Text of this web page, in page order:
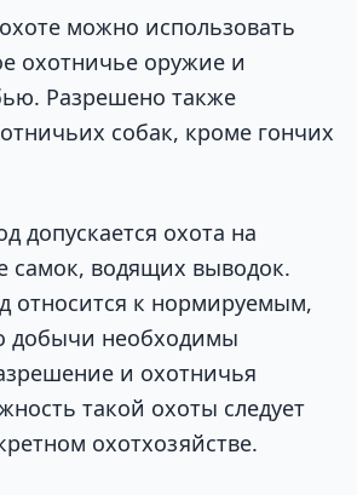
можно использовать
охотничье оружие и
Разрешено также
собак, кроме гончих
допускается охота на
самок, водящих выводок.
относится к нормируемым,
добычи необходимы
и охотничья
такой охоты следует
охотхозяйстве.